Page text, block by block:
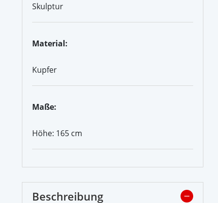
Skulptur
Material:
Kupfer
Maße:
Höhe: 165 cm
Beschreibung